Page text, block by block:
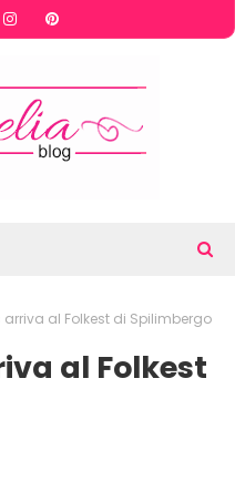
al Folkest di Spilimbergo
al Folkest